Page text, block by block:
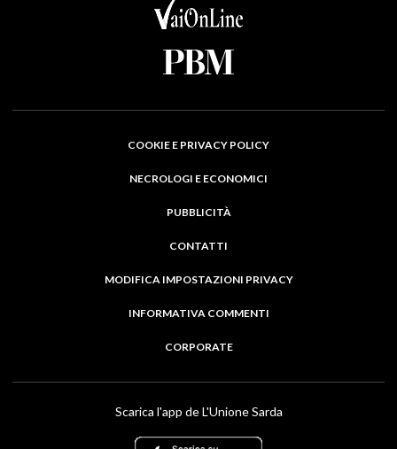
COOKIE E PRIVACY POLICY
NECROLOGI E ECONOMICI
PUBBLICITÀ
CONTATTI
MODIFICA IMPOSTAZIONI PRIVACY
INFORMATIVA COMMENTI
CORPORATE
Scarica l'app de L'Unione Sarda